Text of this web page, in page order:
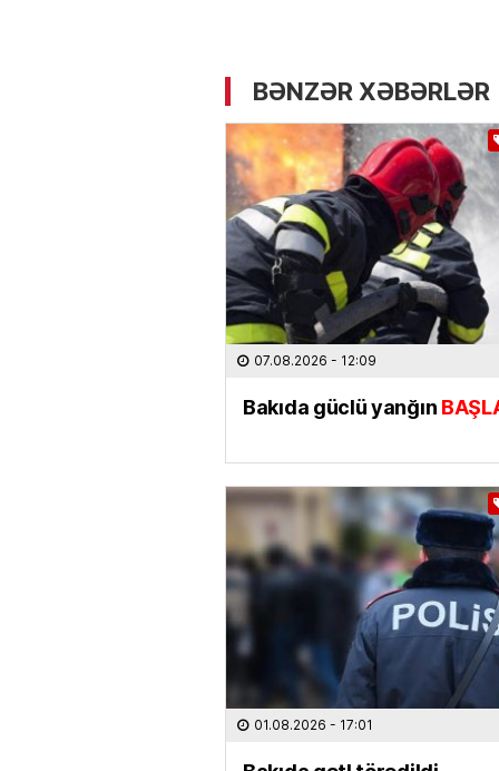
BƏNZƏR XƏBƏRLƏR
07.08.2026 - 12:09
Bakıda güclü yanğın
01.08.2026 - 17:01